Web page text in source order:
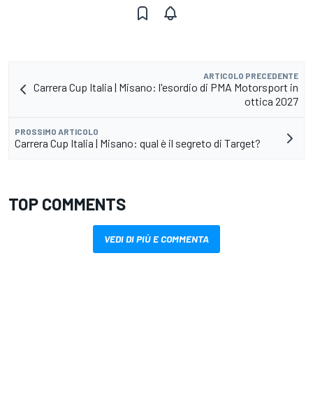
ARTICOLO PRECEDENTE
Carrera Cup Italia | Misano: l'esordio di PMA Motorsport in
ottica 2027
PROSSIMO ARTICOLO
Carrera Cup Italia | Misano: qual è il segreto di Target?
TOP COMMENTS
VEDI DI PIÙ E COMMENTA